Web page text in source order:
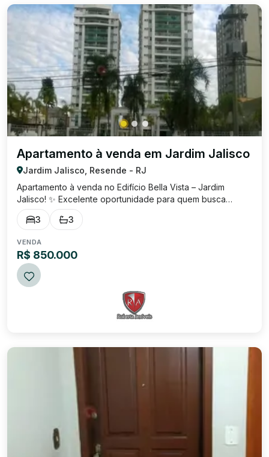
Apartamento à venda em Jardim Jalisco
Jardim Jalisco, Resende - RJ
Apartamento à venda no Edifício Bella Vista – Jardim
Jalisco! ✨ Excelente oportunidade para quem busca
conforto, lazer e uma vista deslumbrante! Localizado em
uma das melhores regiões de Resende , o Edifício Bella
3 3
VENDA
R$ 850.000